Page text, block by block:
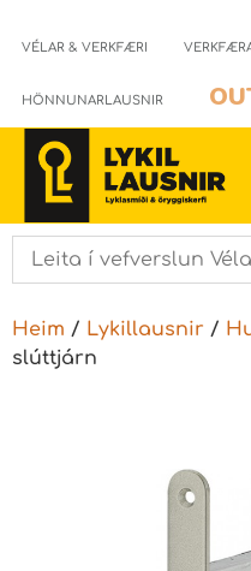
VÉLAR & VERKFÆRI
HÖNNUNARLAUSNIR
Heim / Lykillausnir /
slúttjárn